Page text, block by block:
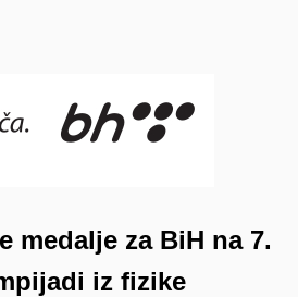
medalje za BiH na 7.
iz fizike